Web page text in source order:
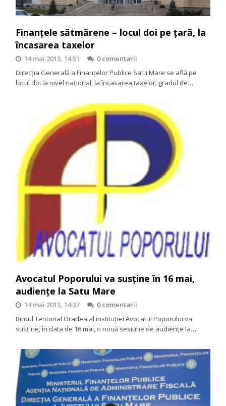
Finanțele sătmărene – locul doi pe țară, la
încasarea taxelor
14 mai 2013, 14:51
0 comentarii
Direcția Generală a Finanțelor Publice Satu Mare se află pe
locul doi la nivel național, la încasarea taxelor, gradul de…
Avocatul Poporului va susține în 16 mai,
audienţe la Satu Mare
14 mai 2013, 14:37
0 comentarii
Biroul Teritorial Oradea al instituţiei Avocatul Poporului va
susţine, în data de 16 mai, o nouă sesiune de audienţe la…